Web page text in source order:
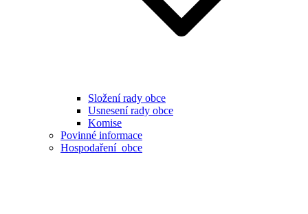
Složení rady obce
Usnesení rady obce
Komise
Povinné informace
Hospodaření obce